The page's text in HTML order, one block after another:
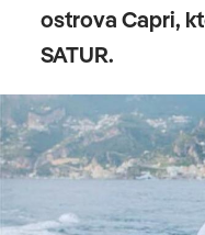
ostrova Capri,
SATUR.